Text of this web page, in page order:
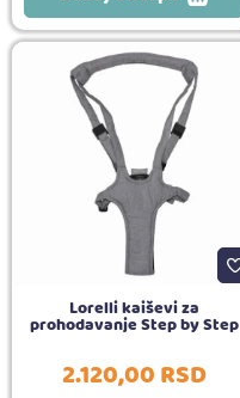
Lorelli kaiševi za
prohodavanje Step by Step
2.120,00RSD